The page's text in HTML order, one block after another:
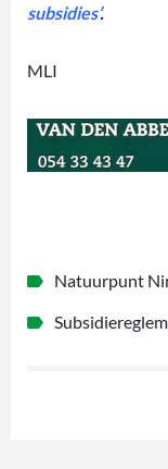
subsidies’.
MLI
Natuurpunt